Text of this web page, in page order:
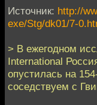
Источник: http://
exe/Stg/dk01/7-
> В ежегодном
International
опустилась на
соседствуем с